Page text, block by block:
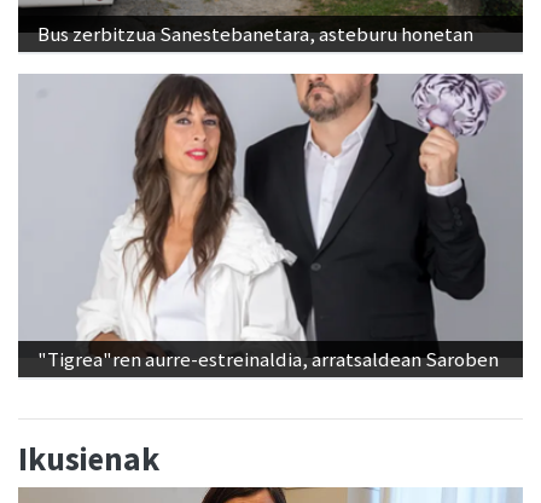
Bus zerbitzua Sanestebanetara, asteburu honetan
"Tigrea"ren aurre-estreinaldia, arratsaldean Saroben
Ikusienak